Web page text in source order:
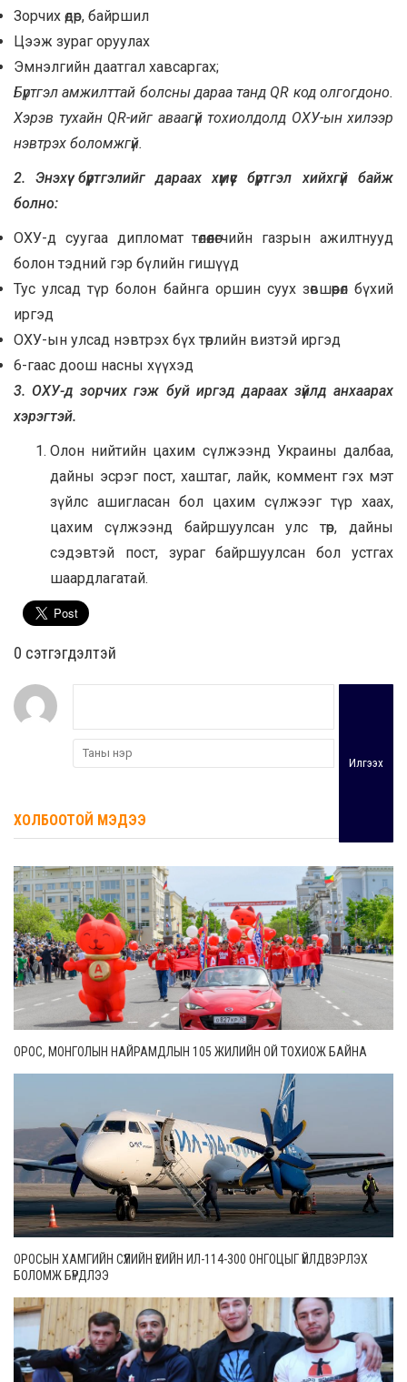
Зорчих өдөр, байршил
Цээж зураг оруулах
Эмнэлгийн даатгал хавсаргах;
Бүртгэл амжилттай болсны дараа танд QR код олгогдоно.
Хэрэв тухайн QR-ийг аваагүй тохиолдолд ОХУ-ын хилээр
нэвтрэх боломжгүй.
2. Энэхүү бүртгэлийг дараах хүмүүс бүртгэл хийхгүй байж
болно:
ОХУ-д суугаа дипломат төлөөлөгчийн газрын ажилтнууд
болон тэдний гэр бүлийн гишүүд
Тус улсад түр болон байнга оршин суух зөвшөөрөл бүхий
иргэд
ОХУ-ын улсад нэвтрэх бүх төрлийн визтэй иргэд
6-гаас доош насны хүүхэд
3. ОХУ-д зорчих гэж буй иргэд дараах зүйлд анхаарах
хэрэгтэй.
Олон нийтийн цахим сүлжээнд Украины далбаа,
дайны эсрэг пост, хаштаг, лайк, коммент гэх мэт
зүйлс ашигласан бол цахим сүлжээг түр хаах,
цахим сүлжээнд байршуулсан улс төр, дайны
сэдэвтэй пост, зураг байршуулсан бол устгах
шаардлагатай.
0 cэтгэгдэлтэй
Илгээх
ХОЛБООТОЙ МЭДЭЭ
ОРОС, МОНГОЛЫН НАЙРАМДЛЫН 105 ЖИЛИЙН ОЙ ТОХИОЖ БАЙНА
ОРОСЫН ХАМГИЙН СҮҮЛИЙН ҮЕИЙН ИЛ-114-300 ОНГОЦЫГ ҮЙЛДВЭРЛЭХ
БОЛОМЖ БҮРДЛЭЭ